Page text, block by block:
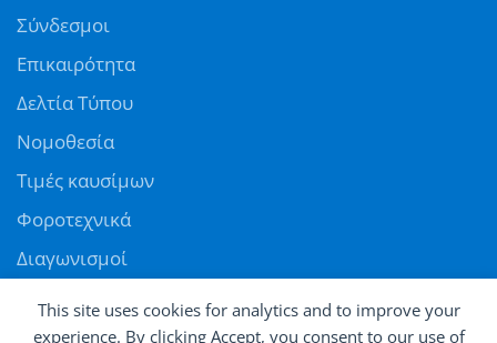
This site uses cookies for analytics and to improve your
experience. By clicking Accept, you consent to our use of
Σύνδεσμοι
Επικαιρότητα
Δελτία Τύπου
Νομοθεσία
Τιμές καυσίμων
Φοροτεχνικά
Διαγωνισμοί
Αγγελίες
Θέσεις εργασίας